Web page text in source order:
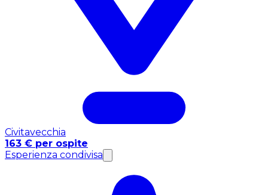
Civitavecchia
163 € per ospite
Esperienza condivisa